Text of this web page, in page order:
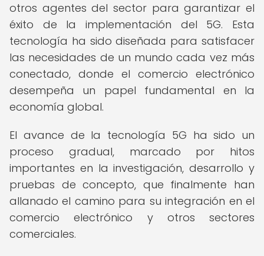
otros agentes del sector para garantizar el
éxito de la implementación del 5G. Esta
tecnología ha sido diseñada para satisfacer
las necesidades de un mundo cada vez más
conectado, donde el comercio electrónico
desempeña un papel fundamental en la
economía global.
El avance de la tecnología 5G ha sido un
proceso gradual, marcado por hitos
importantes en la investigación, desarrollo y
pruebas de concepto, que finalmente han
allanado el camino para su integración en el
comercio electrónico y otros sectores
comerciales.